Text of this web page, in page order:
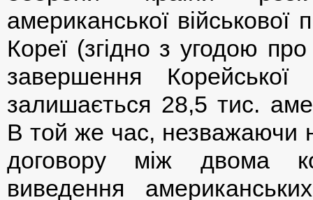
американської військової
Кореї (згідно з угодою
завершення
залишається 28,5 тис.
В той же час, незважаючи
договору між двома
виведення